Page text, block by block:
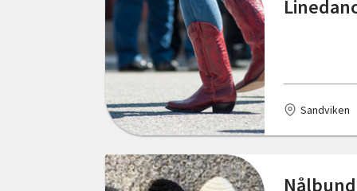
Örebro län
Östergötlands län
Eksjö
Ellös
Emmaboda
Enköping
Eringsboda
Sandviken